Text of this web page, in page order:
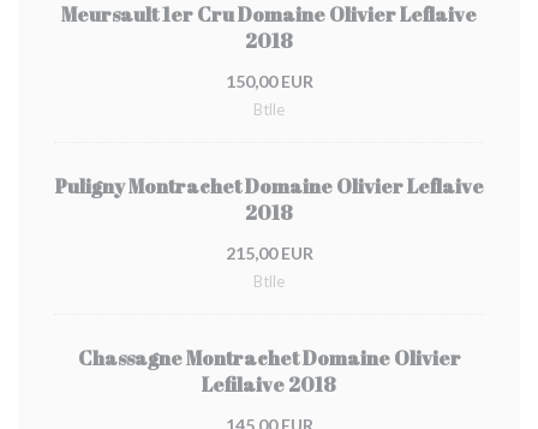
Meursault 1er Cru Domaine Olivier Leflaive
2018
150,00 EUR
Btlle
Puligny Montrachet Domaine Olivier Leflaive
2018
215,00 EUR
Btlle
Chassagne Montrachet Domaine Olivier
Lefilaive 2018
145,00 EUR